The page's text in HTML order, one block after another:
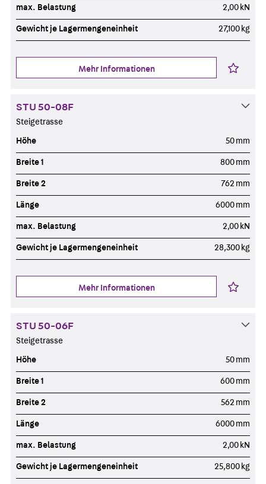
max. Belastung 2,00 kN
Gewicht je Lagermengeneinheit 27,100 kg
Mehr Informationen
STU 50-08F
Steigetrasse
Höhe 50 mm
Breite 1 800 mm
Breite 2 762 mm
Länge 6000 mm
max. Belastung 2,00 kN
Gewicht je Lagermengeneinheit 28,300 kg
Mehr Informationen
STU 50-06F
Steigetrasse
Höhe 50 mm
Breite 1 600 mm
Breite 2 562 mm
Länge 6000 mm
max. Belastung 2,00 kN
Gewicht je Lagermengeneinheit 25,800 kg